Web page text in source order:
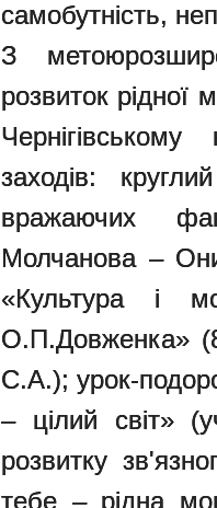
самобутність,
З
розвиток рідної
заходів:
вражаючих
Молчанова –
«Культура і
О.П.Довженка»
С.А.); урок-
– цілий світ»
розвитку
тебе – рідна